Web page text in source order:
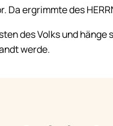
Da ergrimmte des
des Volks und hänge
werde.